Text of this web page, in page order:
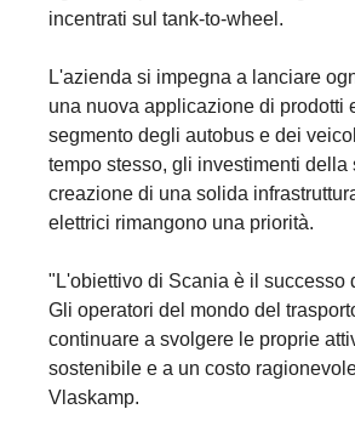
incentrati sul tank-to-wheel.
L'azienda si impegna a lanciare
una nuova applicazione di prodotti
segmento degli autobus e dei
tempo stesso, gli investimenti della
creazione di una solida
elettrici rimangono una priorità.
"L'obiettivo di Scania è il successo
Gli operatori del mondo del
continuare a svolgere le proprie
sostenibile e a un costo
Vlaskamp.
Elettrificazione
La sostenibilità è una priorità
l'elettrificazione è parte integrante del
rendere ecocompatibili i trasporti.